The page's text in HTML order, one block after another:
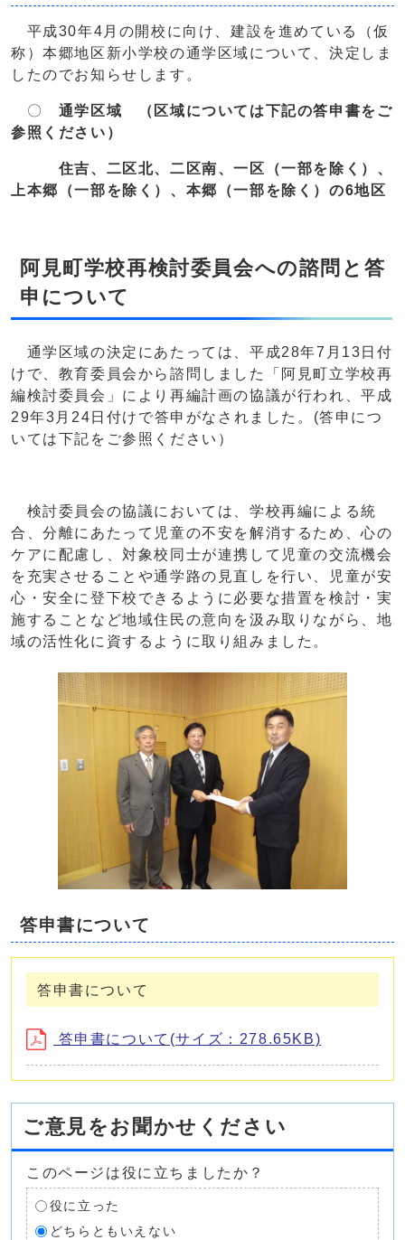
平成30年4月の開校に向け、建設を進めている（仮
称）本郷地区新小学校の通学区域について、決定しま
したのでお知らせします。
〇 通学区域 （区域については下記の答申書をご
参照ください）
住吉、二区北、二区南、一区（一部を除く）、
上本郷（一部を除く）、本郷（一部を除く）の6地区
阿見町学校再検討委員会への諮問と答
申について
通学区域の決定にあたっては、平成28年7月13日付
けで、教育委員会から諮問しました「阿見町立学校再
編検討委員会」により再編計画の協議が行われ、平成
29年3月24日付けで答申がなされました。(答申につ
いては下記をご参照ください）
検討委員会の協議においては、学校再編による統
合、分離にあたって児童の不安を解消するため、心の
ケアに配慮し、対象校同士が連携して児童の交流機会
を充実させることや通学路の見直しを行い、児童が安
心・安全に登下校できるように必要な措置を検討・実
施することなど地域住民の意向を汲み取りながら、地
域の活性化に資するように取り組みました。
答申書について
答申書について
答申書について(サイズ：278.65KB)
ご意見をお聞かせください
このページは役に立ちましたか？
役に立った
どちらともいえない